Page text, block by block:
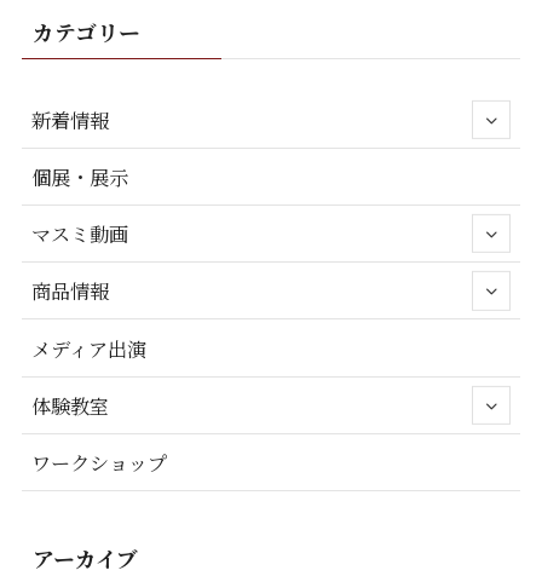
カテゴリー
新着情報
個展・展示
マスミ動画
商品情報
メディア出演
体験教室
ワークショップ
アーカイブ